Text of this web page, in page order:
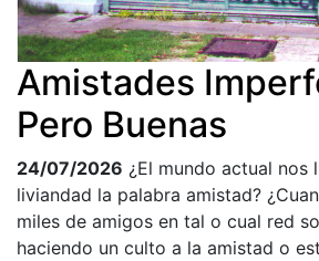
Amistades
Pero Buenas
24/07/2026 ¿El mundo actual nos
liviandad la palabra amistad?
miles de amigos en tal o cual red
haciendo un culto a la amistad o